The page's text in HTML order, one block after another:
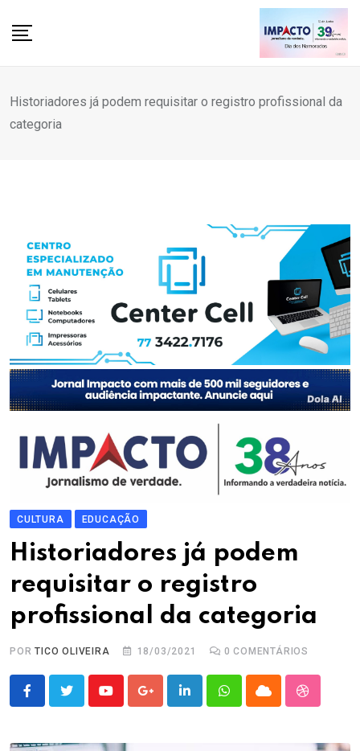
Historiadores já podem requisitar o registro profissional da
categoria
CULTURA EDUCAÇÃO
Historiadores já podem
requisitar o registro
profissional da categoria
PORTICO OLIVEIRA 18/03/2021 0 COMENTÁRIOS
YoutubeGoogle+LinkedInWhatsappCloud